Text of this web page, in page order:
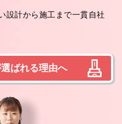
設計から施工まで一貫自社
ばれる理由へ